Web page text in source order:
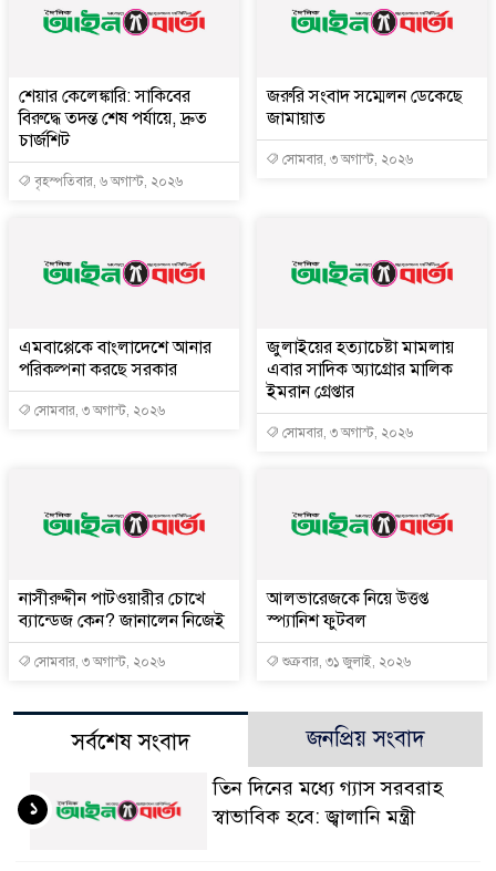
শেয়ার কেলেঙ্কারি: সাকিবের
বিরুদ্ধে তদন্ত শেষ পর্যায়ে, দ্রুত
চার্জশিট
বৃহস্পতিবার, ৬ অগাস্ট, ২০২৬
জরুরি সংবাদ সম্মেলন ডেকেছে
জামায়াত
সোমবার, ৩ অগাস্ট, ২০২৬
এমবাপ্পেকে বাংলাদেশে আনার
পরিকল্পনা করছে সরকার
সোমবার, ৩ অগাস্ট, ২০২৬
জুলাইয়ের হত্যাচেষ্টা মামলায়
এবার সাদিক অ্যাগ্রোর মালিক
ইমরান গ্রেপ্তার
সোমবার, ৩ অগাস্ট, ২০২৬
নাসীরুদ্দীন পাটওয়ারীর চোখে
ব্যান্ডেজ কেন? জানালেন নিজেই
সোমবার, ৩ অগাস্ট, ২০২৬
আলভারেজকে নিয়ে উত্তপ্ত
স্প্যানিশ ফুটবল
শুক্রবার, ৩১ জুলাই, ২০২৬
সর্বশেষ সংবাদ জনপ্রিয় সংবাদ
তিন দিনের মধ্যে গ্যাস সরবরাহ
স্বাভাবিক হবে: জ্বালানি মন্ত্রী
১